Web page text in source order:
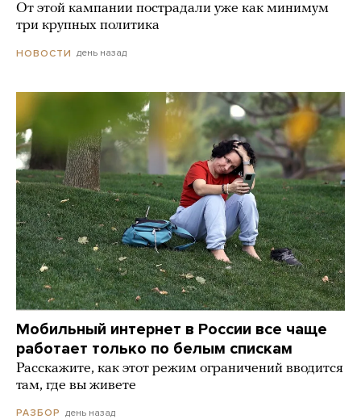
От этой кампании пострадали уже как минимум
три крупных политика
НОВОСТИ день назад
Мобильный интернет в России все чаще
работает только по белым спискам
Расскажите, как этот режим ограничений вводится
там, где вы живете
РАЗБОР день назад